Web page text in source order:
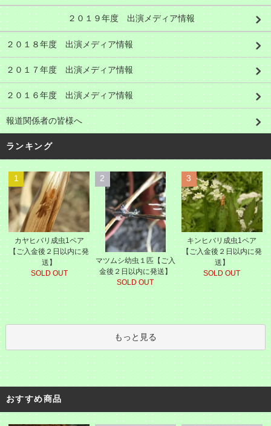
２０１９年度 出演メディア情報
２０１８年度 出演メディア情報
２０１７年度 出演メディア情報
２０１６年度 出演メディア情報
報道関係者の皆様へ
ランキング
1
カヤヒバリ成虫1ペア
【ご入金後２日以内に発
送】
SOLD OUT
2
マツムシ幼虫１匹【ご入
金後２日以内に発送】
SOLD OUT
3
キンヒバリ成虫1ペア
【ご入金後２日以内に発
送】
SOLD OUT
もっと見る
おすすめ商品